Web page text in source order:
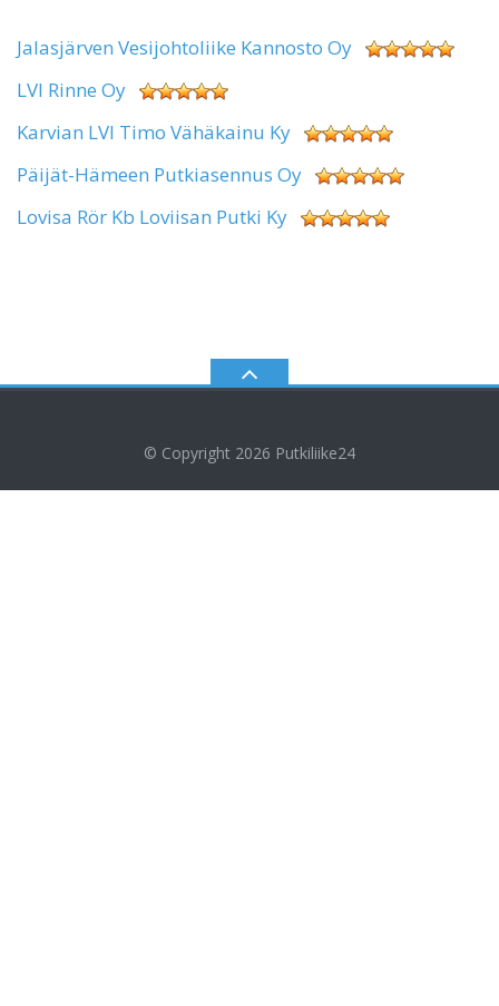
Jalasjärven Vesijohtoliike Kannosto Oy
LVI Rinne Oy
Karvian LVI Timo Vähäkainu Ky
Päijät-Hämeen Putkiasennus Oy
Lovisa Rör Kb Loviisan Putki Ky
© Copyright 2026 Putkiliike24